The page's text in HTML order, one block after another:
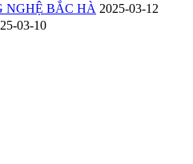
NGHỆ BẮC HÀ 2025-03-12
03-10